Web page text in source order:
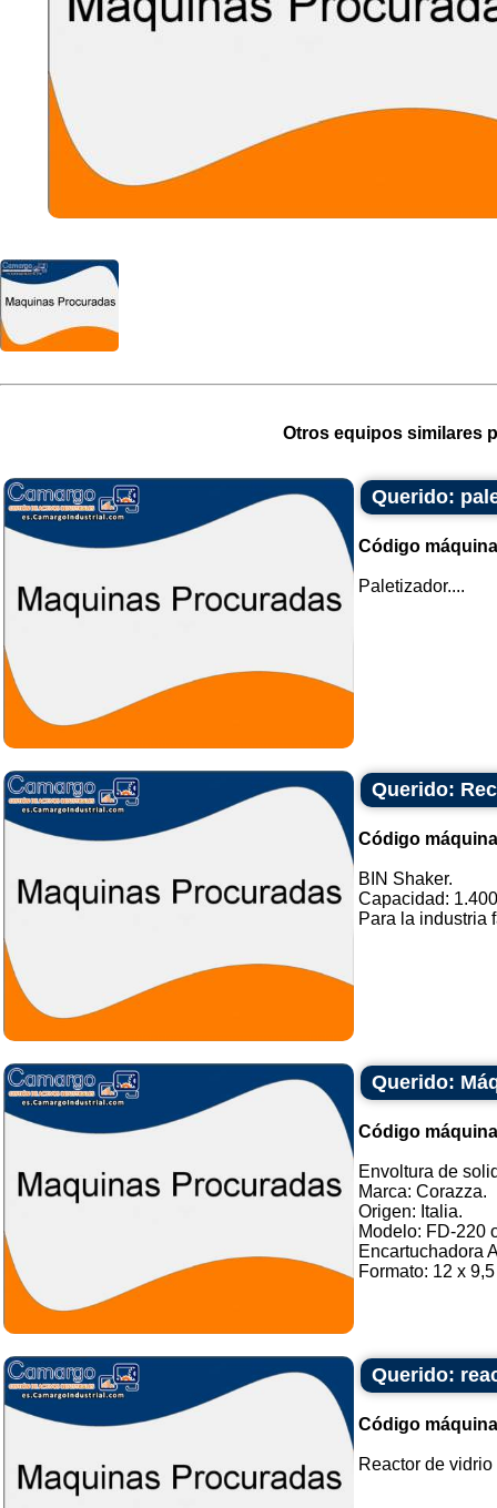
Otros equipos similares
Querido:
Código
Paletizador....
Querido:
Código
BIN Shaker.
Capacidad:
Para la industria
Querido:
Código
Envoltura de
Marca: Corazza.
Origen: Italia.
Modelo: FD-220
Encartuchadora
Formato: 12 x
Querido:
Código
Reactor de